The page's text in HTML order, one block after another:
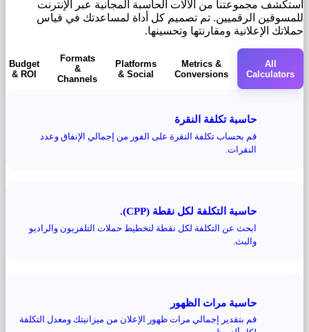
استكشف مجموعتنا من الآلات الحاسبة المجانية عبر الإنترنت
للمسوقين الرقميين. تم تصميم كل أداة لمساعدتك في قياس
حملاتك الإعلانية ومقارنتها وتحسينها.
All
Calculators
Metrics &
Conversions
Platforms
& Social
Formats
&
Channels
Budget
& ROI
حاسبة تكلفة النقرة
قم بحساب تكلفة النقرة على الفور من إجمالي الإنفاق وعدد
النقرات.
حاسبة التكلفة لكل نقطة (CPP).
ابحث عن التكلفة لكل نقطة لتخطيط حملات التلفزيون والراديو
والبث.
حاسبة مرات الظهور
قم بتقدير إجمالي مرات ظهور الإعلان من ميزانيتك ومعدل التكلفة